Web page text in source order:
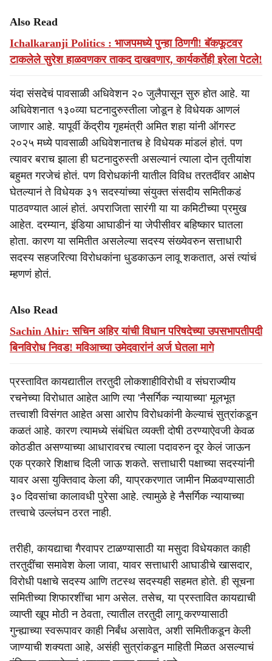
Also Read
Ichalkaranji Politics : भाजपमध्ये पुन्हा ठिणगी! बॅकफूटवर
टाकलेले सुरेश हाळवणकर ताकद दाखवणार, कार्यकर्तेही इरेला पेटले!
यंदा संसदेचं पावसाळी अधिवेशन २० जुलैपासून सुरु होत आहे. या
अधिवेशनात १३०व्या घटनादुरुस्तीला जोडून हे विधेयक आणलं
जाणार आहे. यापूर्वी केंद्रीय गृहमंत्री अमित शहा यांनी ऑगस्ट
२०२५ मध्ये पावसाळी अधिवेशनातच हे विधेयक मांडलं होतं. पण
त्यावर बराच झाला ही घटनादुरुस्ती असल्यानं त्याला दोन तृतीयांश
बहुमत गरजेचं होतं. पण विरोधकांनी यातील विविध तरतदींवर आक्षेप
घेतल्यानं ते विधेयक ३१ सदस्यांच्या संयुक्त संसदीय समितीकडं
पाठवण्यात आलं होतं. अपराजिता सारंगी या या कमिटीच्या प्रमुख
आहेत. दरम्यान, इंडिया आघाडीनं या जेपीसीवर बहिष्कार घातला
होता. कारण या समितीत असलेल्या सदस्य संख्येवरुन सत्ताधारी
सदस्य सहजरित्या विरोधकांना धुडकाऊन लावू शकतात, असं त्यांचं
म्हणणं होतं.
Also Read
Sachin Ahir: सचिन अहिर यांची विधान परिषदेच्या उपसभापतीपदी
बिनविरोध निवड! मविआच्या उमेदवारांनं अर्ज घेतला मागे
प्रस्तावित कायद्यातील तरतुदी लोकशाहीविरोधी व संघराज्यीय
रचनेच्या विरोधात आहेत आणि त्या 'नैसर्गिक न्यायाच्या' मूलभूत
तत्त्वाशी विसंगत आहेत असा आरोप विरोधकांनी केल्याचं सुत्रांकडून
कळतं आहे. कारण त्यामध्ये संबंधित व्यक्ती दोषी ठरण्याऐवजी केवळ
कोठडीत असण्याच्या आधारावरच त्याला पदावरुन दूर केलं जाऊन
एक प्रकारे शिक्षाच दिली जाऊ शकते. सत्ताधारी पक्षाच्या सदस्यांनी
यावर असा युक्तिवाद केला की, याप्रकरणात जामीन मिळवण्यासाठी
३० दिवसांचा कालावधी पुरेसा आहे. त्यामुळे हे नैसर्गिक न्यायाच्या
तत्त्वाचे उल्लंघन ठरत नाही.
तरीही, कायद्याचा गैरवापर टाळण्यासाठी या मसुदा विधेयकात काही
तरतुदींचा समावेश केला जावा, यावर सत्ताधारी आघाडीचे खासदार,
विरोधी पक्षाचे सदस्य आणि तटस्थ सदस्यही सहमत होते. ही सूचना
समितीच्या शिफारशींचा भाग असेल. तसेच, या प्रस्तावित कायद्याची
व्याप्ती खूप मोठी न ठेवता, त्यातील तरतुदी लागू करण्यासाठी
गुन्ह्याच्या स्वरूपावर काही निर्बंध असावेत, अशी समितीकडून केली
जाण्याची शक्यता आहे, असंही सुत्रांकडून माहिती मिळत असल्याचं